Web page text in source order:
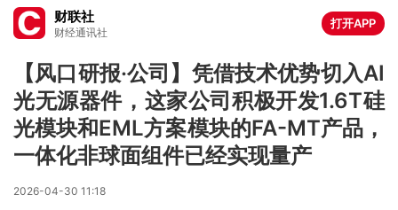
财联社
财经通讯社
打开APP
【风口研报·公司】凭借技术优势切入AI
光无源器件，这家公司积极开发1.6T硅
光模块和EML方案模块的FA-MT产品，
一体化非球面组件已经实现量产
2026-04-30 11:18